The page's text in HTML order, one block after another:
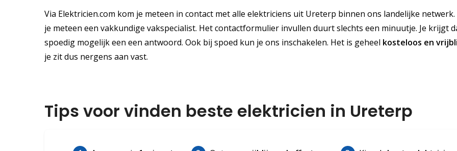
Via Elektricien.com kom je meteen in contact met alle elektriciens uit Ureterp binnen ons landelijke netwerk.
je meteen een vakkundige vakspecialist. Het contactformulier invullen duurt slechts een minuutje. Je krijgt
spoedig mogelijk een een antwoord. Ook bij spoed kun je ons inschakelen. Het is geheel kosteloos en
je zit dus nergens aan vast.
Tips voor vinden beste elektricien in Ureterp